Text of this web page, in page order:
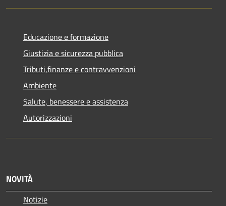
Educazione e formazione
Giustizia e sicurezza pubblica
Tributi,finanze e contravvenzioni
Ambiente
Salute, benessere e assistenza
Autorizzazioni
NOVITÀ
Notizie